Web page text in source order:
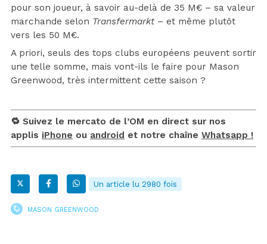
pour son joueur, à savoir au-delà de 35 M€ – sa valeur
marchande selon Transfermarkt – et même plutôt
vers les 50 M€.
A priori, seuls des tops clubs européens peuvent sortir
une telle somme, mais vont-ils le faire pour Mason
Greenwood, très intermittent cette saison ?
🔁 Suivez le mercato de l’OM en direct sur nos
applis iPhone ou android et notre chaîne Whatsapp !
Un article lu 2980 fois
MASON GREENWOOD